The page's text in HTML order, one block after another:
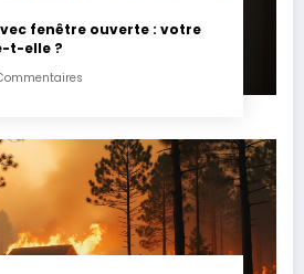
fenêtre ouverte : votre
t-elle ?